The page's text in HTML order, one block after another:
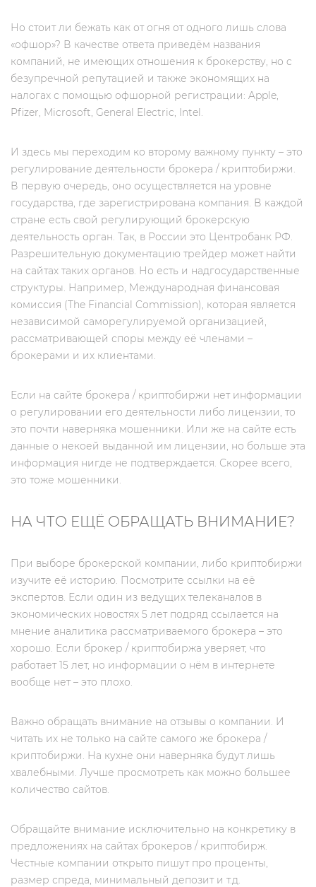
Но стоит ли бежать как от огня от одного лишь слова
«офшор»? В качестве ответа приведём названия
компаний, не имеющих отношения к брокерству, но c
безупречной репутацией и также экономящих на
налогах с помощью офшорной регистрации: Apple,
Pfizer, Microsoft, General Electric, Intel.
И здесь мы переходим ко второму важному пункту – это
регулирование деятельности брокера / криптобиржи.
В первую очередь, оно осуществляется на уровне
государства, где зарегистрирована компания. В каждой
стране есть свой регулирующий брокерскую
деятельность орган. Так, в России это Центробанк РФ.
Разрешительную документацию трейдер может найти
на сайтах таких органов. Но есть и надгосударственные
структуры. Например, Международная финансовая
комиссия (The Financial Commission), которая является
независимой саморегулируемой организацией,
рассматривающей споры между её членами –
брокерами и их клиентами.
Если на сайте брокера / криптобиржи нет информации
о регулировании его деятельности либо лицензии, то
это почти наверняка мошенники. Или же на сайте есть
данные о некоей выданной им лицензии, но больше эта
информация нигде не подтверждается. Скорее всего,
это тоже мошенники.
НА ЧТО ЕЩЁ ОБРАЩАТЬ ВНИМАНИЕ?
При выборе брокерской компании, либо криптобиржи
изучите её историю. Посмотрите ссылки на её
экспертов. Если один из ведущих телеканалов в
экономических новостях 5 лет подряд ссылается на
мнение аналитика рассматриваемого брокера – это
хорошо. Если брокер / криптобиржа уверяет, что
работает 15 лет, но информации о нём в интернете
вообще нет – это плохо.
Важно обращать внимание на отзывы о компании. И
читать их не только на сайте самого же брокера /
криптобиржи. На кухне они наверняка будут лишь
хвалебными. Лучше просмотреть как можно большее
количество сайтов.
Обращайте внимание исключительно на конкретику в
предложениях на сайтах брокеров / криптобирж.
Честные компании открыто пишут про проценты,
размер спреда, минимальный депозит и т.д.